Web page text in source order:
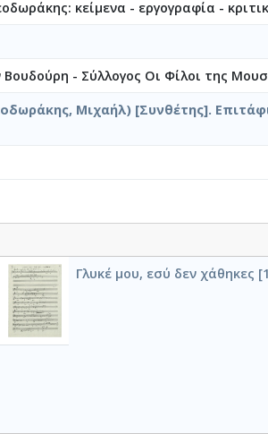
κείμενα - εργογραφία -
- Σύλλογος Οι Φίλοι της
Μιχαήλ) [Συνθέτης].
Γλυκέ μου, εσύ δεν χάθηκες